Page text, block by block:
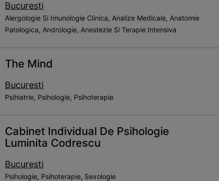
Bucuresti
Alergologie Si Imunologie Clinica, Analize Medicale, Anatomie
Patologica, Andrologie, Anestezie Si Terapie Intensiva
The Mind
Bucuresti
Psihiatrie, Psihologie, Psihoterapie
Cabinet Individual De Psihologie
Luminita Codrescu
Bucuresti
Psihologie, Psihoterapie, Sexologie